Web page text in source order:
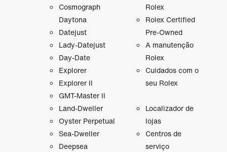
Cosmograph
Daytona
Datejust
Lady-Datejust
Day-Date
Explorer
Explorer II
GMT-Master II
Land-Dweller
Oyster Perpetual
Sea-Dweller
Deepsea
Rolex
Rolex Certified
Pre-Owned
A manutenção
Rolex
Cuidados com o
seu Rolex
Localizador de
lojas
Centros de
serviço